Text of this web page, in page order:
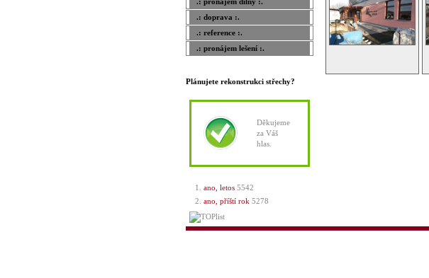
.: doprava :.
.: reference :.
.: pronájem lešení :.
Plánujete rekonstrukci střechy?
Děkujeme
za Váš
hlas.
ano, letos 5542
ano, příští rok 5278